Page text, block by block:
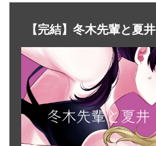
【完結】冬木先輩と夏井